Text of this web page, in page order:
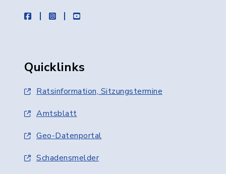
facebookinstagramyoutube
Quicklinks
Ratsinformation, Sitzungstermine
Amtsblatt
Geo-Datenportal
Schadensmelder